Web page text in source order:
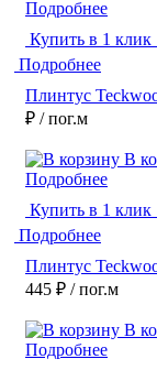
Подробнее
Купить в 1 клик
Подробнее
Плинтус
₽ / пог.м
В
Подробнее
Купить в 1 клик
Подробнее
Плинтус
445 ₽ / пог.м
В
Подробнее